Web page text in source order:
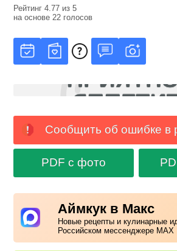
Рейтинг4.77 из5
на основе22 голосов
Сообщить об ошибке в
PDF с фото
Аймкук в Макс
Новые рецепты и кулинарные
Российском мессенджере MAX